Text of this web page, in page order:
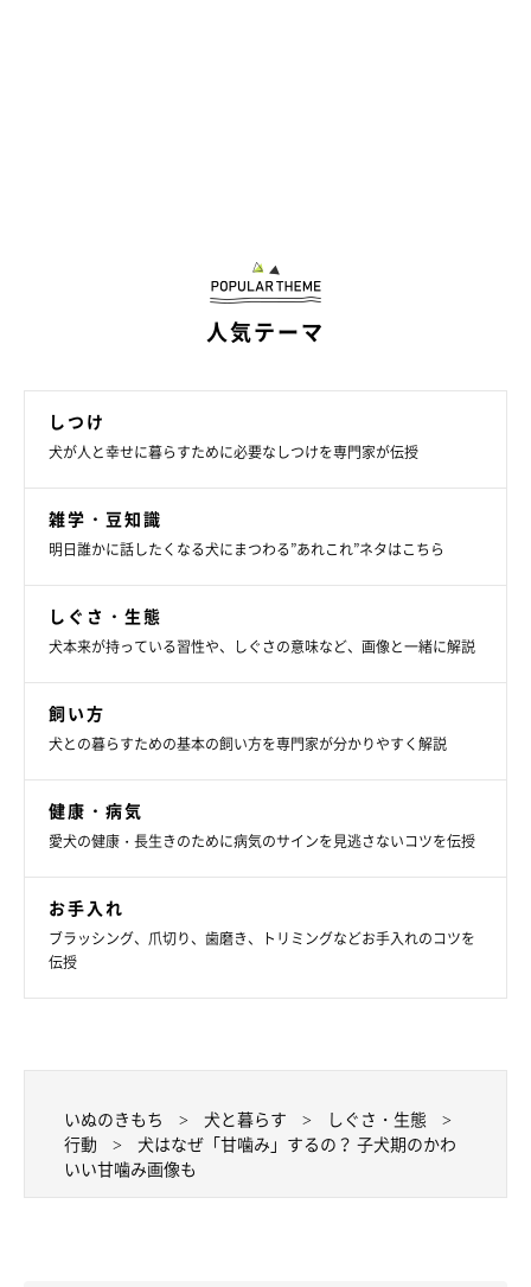
いぬのきもち投稿写真ギャラリー
柴のバルちゃんが甘噛みしているのは、カミカミ用の棒なんだと
か！ これだと何かを噛みたい欲求も上手に解消できますね。
噛んでいいものと悪いものをしっかり区別さ
せる
人気テーマ
しつけ
犬が人と幸せに暮らすために必要なしつけを専門家が伝授
雑学・豆知識
明日誰かに話したくなる犬にまつわる”あれこれ”ネタはこちら
しぐさ・生態
犬本来が持っている習性や、しぐさの意味など、画像と一緒に解説
飼い方
犬との暮らすための基本の飼い方を専門家が分かりやすく解説
健康・病気
愛犬の健康・長生きのために病気のサインを見逃さないコツを伝授
お手入れ
ブラッシング、爪切り、歯磨き、トリミングなどお手入れのコツを
伝授
いぬのきもち 犬と暮らす
しぐさ・生態
行動
犬はなぜ「甘噛み」するの？ 子犬期のかわ
いい甘噛み画像も